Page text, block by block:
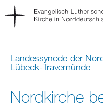
Landessynode der
Lübeck-Travemünde
Nordkirche